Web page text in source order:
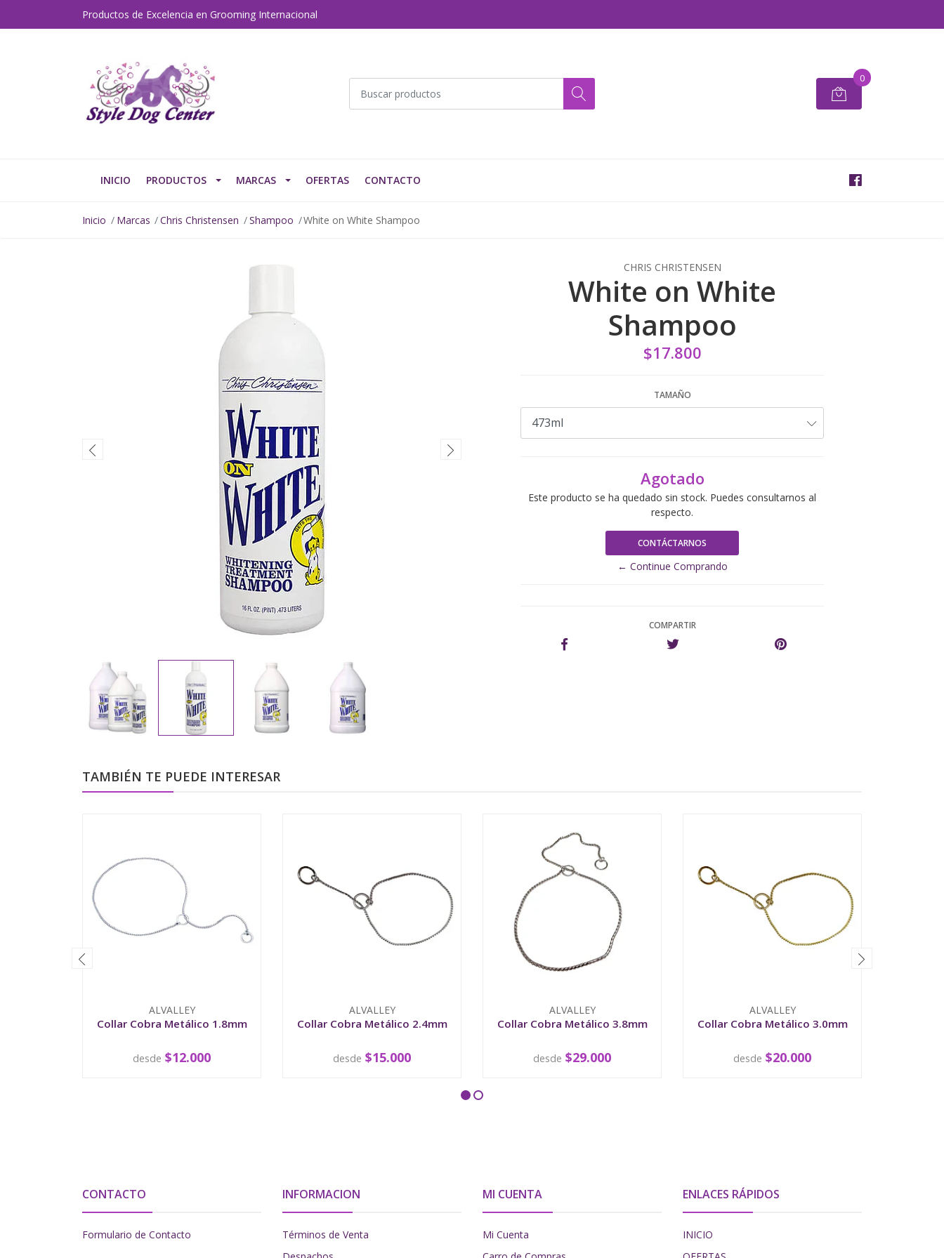
Productos de Excelencia en Grooming Internacional
0
INICIO PRODUCTOS MARCAS OFERTAS CONTACTO
Inicio Marcas Chris Christensen Shampoo White on White Shampoo
CHRIS CHRISTENSEN
White on White
Shampoo
$17.800
TAMAÑO
Agotado
Este producto se ha quedado sin stock. Puedes consultarnos al
respecto.
CONTÁCTARNOS
← Continue Comprando
COMPARTIR
TAMBIÉN TE PUEDE INTERESAR
ALVALLEY
Collar Cobra Metálico 1.8mm
VER OPCIONES
desde $12.000
ALVALLEY
Collar Cobra Metálico 2.4mm
VER OPCIONES
desde $15.000
ALVALLEY
Collar Cobra Metálico 3.8mm
VER OPCIONES
desde $29.000
ALVALLEY
Collar Cobra Metálico 3.0mm
VER OPCIONES
desde $20.000
CONTACTO
Formulario de Contacto
INFORMACION
Términos de Venta
MI CUENTA
Mi Cuenta
ENLACES RÁPIDOS
INICIO